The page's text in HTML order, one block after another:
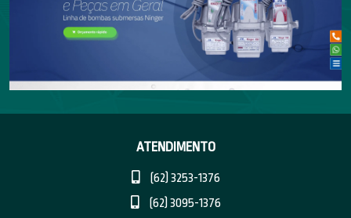
ATENDIMENTO
(62) 3253-1376
(62) 3095-1376